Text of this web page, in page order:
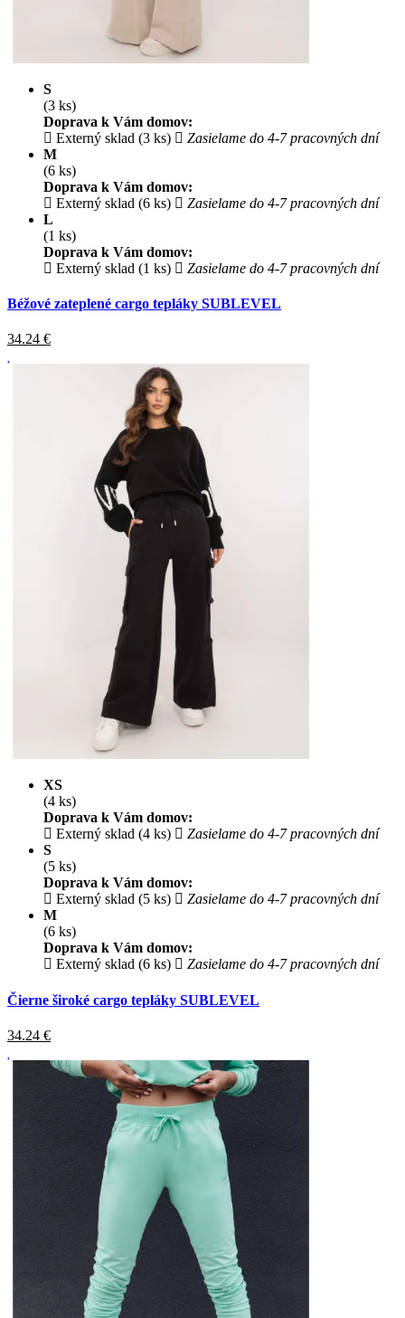
S
(3 ks)
Doprava k Vám domov:
Externý sklad (3 ks)
Zasielame do 4-7 pracovných dní
M
(6 ks)
Doprava k Vám domov:
Externý sklad (6 ks)
Zasielame do 4-7 pracovných dní
L
(1 ks)
Doprava k Vám domov:
Externý sklad (1 ks)
Zasielame do 4-7 pracovných dní
Béžové zateplené cargo tepláky SUBLEVEL
34.24 €
XS
(4 ks)
Doprava k Vám domov:
Externý sklad (4 ks)
Zasielame do 4-7 pracovných dní
S
(5 ks)
Doprava k Vám domov:
Externý sklad (5 ks)
Zasielame do 4-7 pracovných dní
M
(6 ks)
Doprava k Vám domov:
Externý sklad (6 ks)
Zasielame do 4-7 pracovných dní
Čierne široké cargo tepláky SUBLEVEL
34.24 €